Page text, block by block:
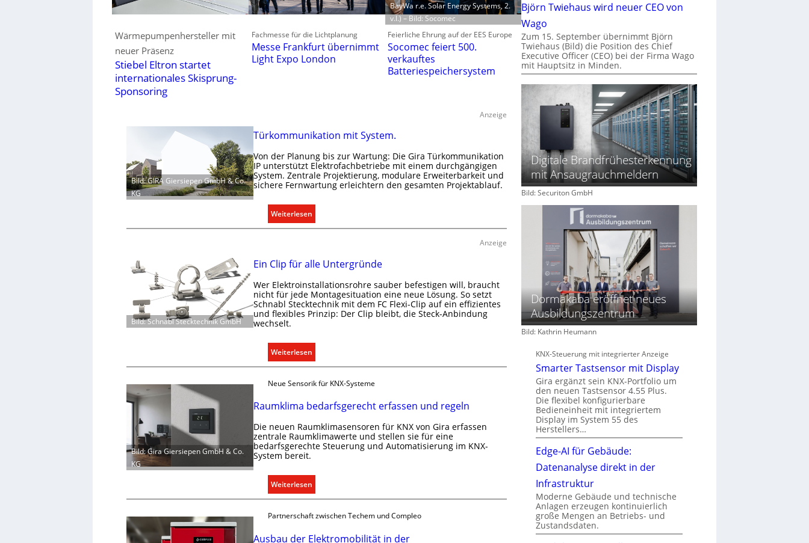
Wärmepumpenhersteller mit
neuer Präsenz
Stiebel Eltron startet
internationales Skisprung-
Sponsoring
Fachmesse für die Lichtplanung
Messe Frankfurt übernimmt
Light Expo London
BayWa r.e. Solar Energy Systems, 2.
v.l.) – Bild: Socomec
Feierliche Ehrung auf der EES Europe
Socomec feiert 500.
verkauftes
Batteriespeichersystem
Anzeige
Bild: GIRA Giersiepen GmbH & Co.
KG
Türkommunikation mit System.
Von der Planung bis zur Wartung: Die Gira Türkommunikation
IP unterstützt Elektrofachbetriebe mit einem durchgängigen
System. Zentrale Projektierung, modulare Erweiterbarkeit und
sichere Fernwartung erleichtern den gesamten Projektablauf.
Weiterlesen:
T
k
m
m
u
k
a
o
m
i
y
e
Anzeige
Bild: Schnabl Stecktechnik GmbH
Ein Clip für alle Untergründe
Wer Elektroinstallationsrohre sauber befestigen will, braucht
nicht für jede Montagesituation eine neue Lösung. So setzt
Schnabl Stecktechnik mit dem FC Flexi-Clip auf ein effizientes
und flexibles Prinzip: Der Clip bleibt, die Steck-Anbindung
wechselt.
Weiterlesen:
E
n
C
i
p
f
r
a
l
l
U
Bild: Gira Giersiepen GmbH & Co.
KG
Neue Sensorik für KNX-Systeme
Raumklima bedarfsgerecht erfassen und regeln
Die neuen Raumklimasensoren für KNX von Gira erfassen
zentrale Raumklimawerte und stellen sie für eine
bedarfsgerechte Steuerung und Automatisierung im KNX-
System bereit.
Weiterlesen:
R
m
Partnerschaft zwischen Techem und Compleo
Ausbau der Elektromobilität in der
Björn Twiehaus wird neuer CEO von
Wago
Zum 15. September übernimmt Björn
Twiehaus (Bild) die Position des Chief
Executive Officer (CEO) bei der Firma Wago
mit Hauptsitz in Minden.
Digitale Brandfrühesterkennung
mit Ansaugrauchmeldern
Bild: Securiton GmbH
Dormakaba eröffnet neues
Ausbildungszentrum
Bild: Kathrin Heumann
KNX-Steuerung mit integrierter Anzeige
Smarter Tastsensor mit Display
Gira ergänzt sein KNX-Portfolio um
den neuen Tastsensor 4.55 Plus.
Die flexibel konfigurierbare
Bedieneinheit mit integriertem
Display im System 55 des
Herstellers…
Edge-AI für Gebäude:
Datenanalyse direkt in der
Infrastruktur
Moderne Gebäude und technische
Anlagen erzeugen kontinuierlich
große Mengen an Betriebs- und
Zustandsdaten.